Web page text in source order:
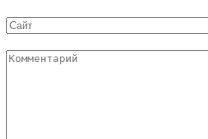
Сайт
Комментарий